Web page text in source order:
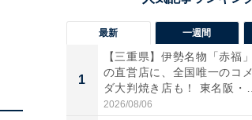
最新 一週間
1
【三重県】伊勢名物「赤福」
の直営店に、全国唯一のコメ
ダ大判焼き店も！ 東名阪・
伊...
2026/08/06